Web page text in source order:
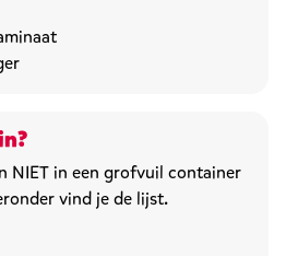
NIET in een grofvuil container
vind je de lijst.